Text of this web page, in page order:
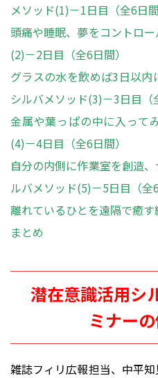
メソッド(1)－1日目（全6日間
頭痛や睡眠、夢をコントロ
(2)－2日目（全6日間）
グラスの水を飲めば3日以
シルバメソッド(3)－3日目（
金属や葉っぱの中に入って
(4)－4日目（全6日間）
自分の内側に作業室を創造
ルバメソッド(5)－5日目（全6
離れているひとを遠隔で癒す
まとめ
潜在意識活用シ
ミナー
雑誌フィリ広報担当、中平